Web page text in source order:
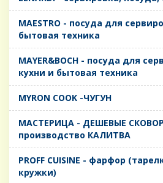
MAESTRO - посуда для
бытовая техника
MAYER&BOCH - посуда для
кухни и бытовая техника
MYRON COOK -ЧУГУН
MАСТЕРИЦА - ДЕШЕВЫЕ
производство КАЛИТВА
PROFF CUISINE - фарфор
кружки)